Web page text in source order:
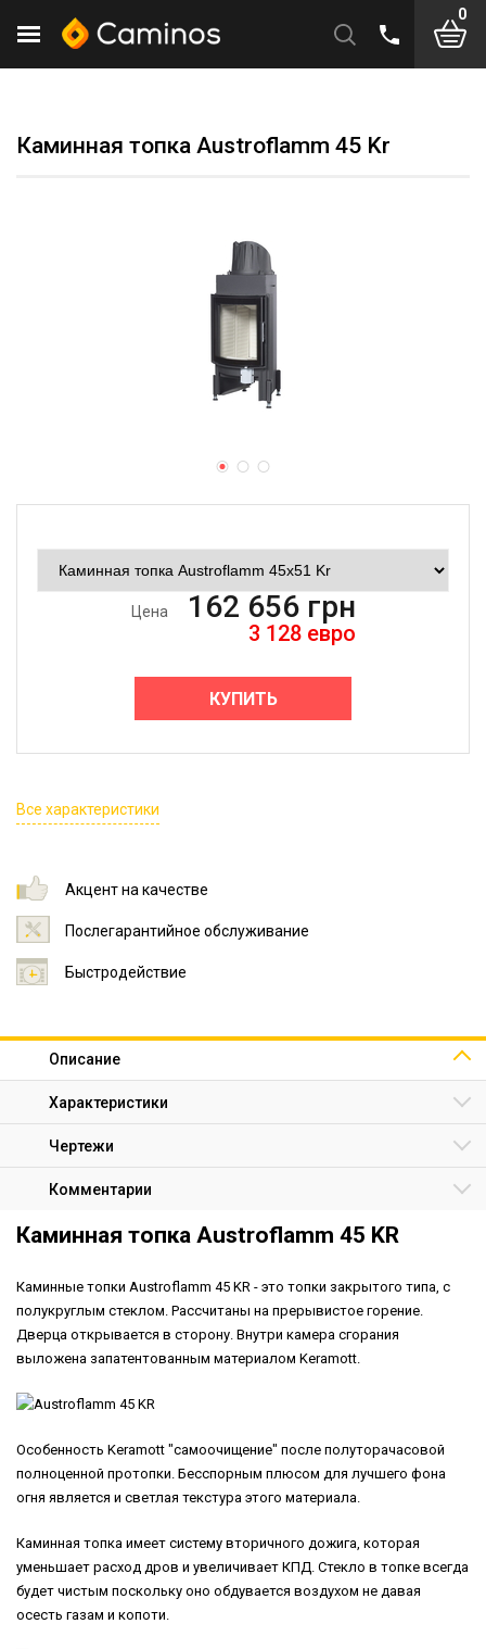
0
Каминная топка Austroflamm 45 Kr
Цена 162 656 грн
3 128 евро
КУПИТЬ
Все характеристики
Акцент на качестве
Послегарантийное обслуживание
Быстродействие
Описание
Характеристики
Чертежи
Комментарии
Каминная топка Austroflamm 45 KR
Каминные топки Austroflamm 45 KR - это топки закрытого типа, с
полукруглым стеклом. Рассчитаны на прерывистое горение.
Дверца открывается в сторону. Внутри камера сгорания
выложена запатентованным материалом Keramott.
Особенность Keramott "самоочищение" после полуторачасовой
полноценной протопки. Бесспорным плюсом для лучшего фона
огня является и светлая текстура этого материала.
Каминная топка имеет систему вторичного дожига, которая
уменьшает расход дров и увеличивает КПД. Стекло в топке всегда
будет чистым поскольку оно обдувается воздухом не давая
осесть газам и копоти.